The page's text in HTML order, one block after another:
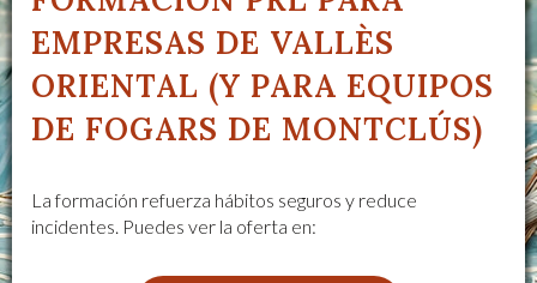
EMPRESAS DE VALLÈS
ORIENTAL (Y PARA EQUIPOS
DE FOGARS DE MONTCLÚS)
La formación refuerza hábitos seguros y reduce
incidentes. Puedes ver la oferta en: